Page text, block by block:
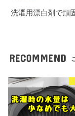
洗濯用漂白剤で頑
RECOMMEND